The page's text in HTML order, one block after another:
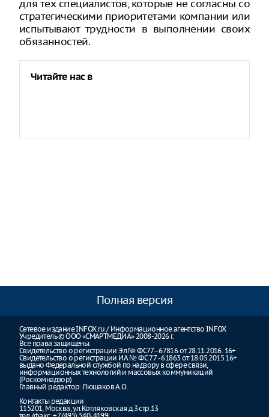
для тех специалистов, которые не согласны со
стратегическими приоритетами компании или
испытывают трудности в выполнении своих
обязанностей.
Читайте нас в
Полная версия
Сетевое издание INFOX.ru / Информационное агентство INFOX
Учредитель © ООО «СМАРТМЕДИА» 2008-2026 г.
Все права защищены.
Свидетельство о регистрации Эл № ФС77–67816 от 28.11.2016. 16+
Свидетельство о регистрации ИА № ФС 77 - 61863 от 18.05.2015 16+
выдано Федеральной службой по надзору в сфере связи,
информационных технологий и массовых коммуникаций
(Роскомнадзор)
Главный редактор: Люшаков А.О.
Контакты редакции
115201, Москва, ул.Котляковская д.3 стр.13